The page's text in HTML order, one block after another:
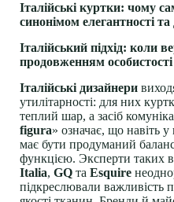
Італійські куртки: чому
синонімом елегантності та
Італійський підхід: коли
продовженням особистості
Італійські дизайнери
утилітарності: для них
теплий шар, а засіб
figura» означає, що навіть
має бути продуманий
функцією. Эксперти таких
Italia, GQ та Esquire
підкреслювали важливість